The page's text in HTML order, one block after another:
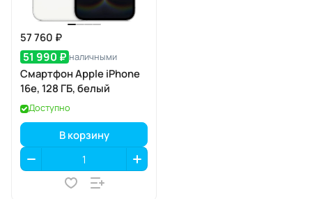
57 760 ₽
51 990 ₽ наличными
Смартфон Apple iPhone
16e, 128 ГБ, белый
Доступно
В корзину